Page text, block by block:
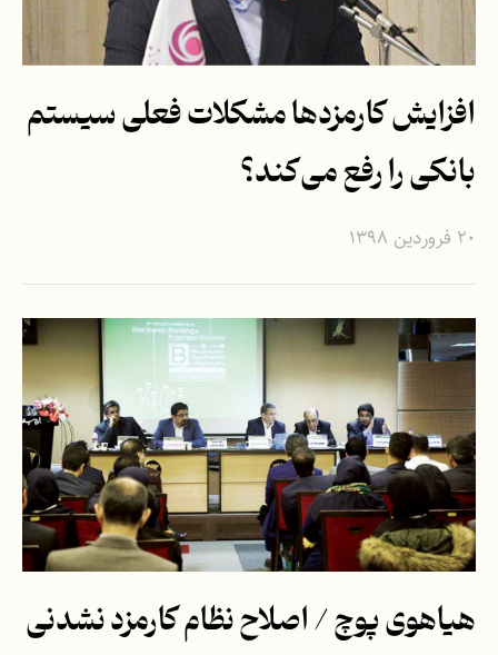
افزایش کارمزدها مشکلات فعلی سیستم
بانکی را رفع می‌کند؟
۲۰ فروردین ۱۳۹۸
هیاهوی پوچ / اصلاح نظام کارمزد نشدنی